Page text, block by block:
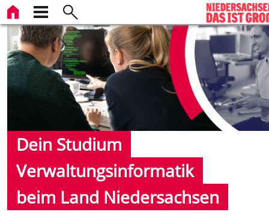
Dein Studium
Verwaltungsinformatik
beim Land Niedersachsen